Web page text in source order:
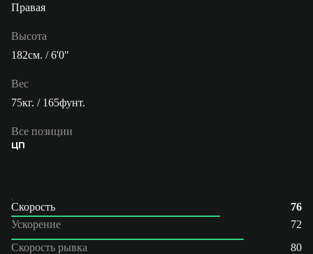
Правая
Высота
182см. / 6'0"
Вес
75кг. / 165фунт.
Все позиции
ЦП
Скорость
76
Ускорение
72
Скорость рывка
80